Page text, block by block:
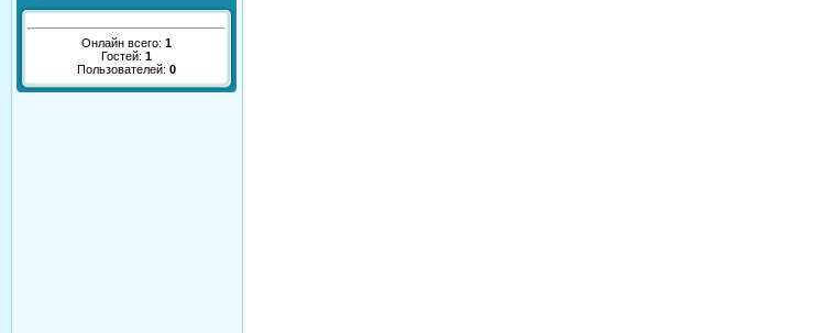
Онлайн всего: 1
Гостей: 1
Пользователей: 0